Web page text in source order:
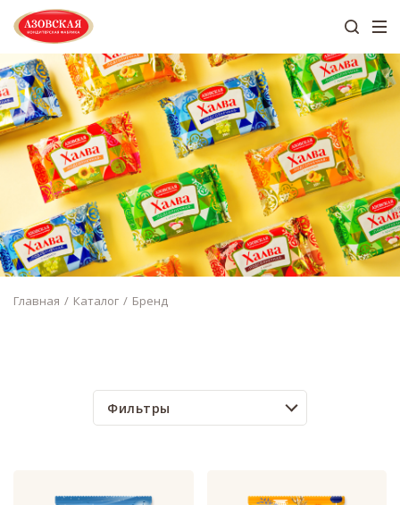
Главная Каталог Бренд
Фильтры